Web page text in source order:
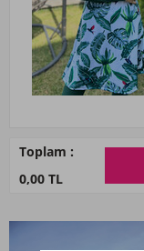
Toplam :
0,00 TL